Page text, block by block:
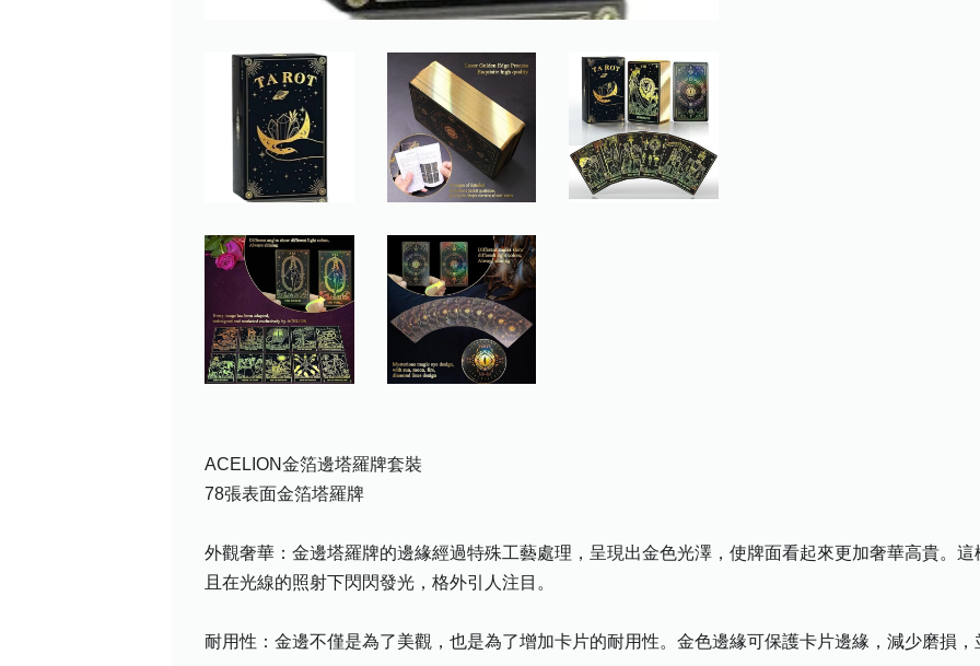
ACELION金箔邊塔羅牌套裝
78張表面金箔塔羅牌
外觀奢華：金邊塔羅牌的邊緣經過特殊工藝處理，呈現出金色光澤，使牌面看起來更加奢華高貴。
且在光線的照射下閃閃發光，格外引人注目。
耐用性：金邊不僅是為了美觀，也是為了增加卡片的耐用性。金色邊緣可保護卡片邊緣，減少磨損，